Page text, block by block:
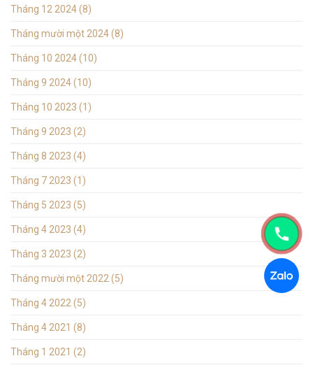
Tháng 12 2024(8)
Tháng mười một 2024(8)
Tháng 10 2024(10)
Tháng 9 2024(10)
Tháng 10 2023 (1)
Tháng 9 2023 (2)
Tháng 8 2023 (4)
Tháng 7 2023 (1)
Tháng 5 2023 (5)
Tháng 4 2023 (4)
Tháng 3 2023 (2)
Tháng mười một 2022 (5)
Tháng 4 2022 (5)
Tháng 4 2021 (8)
Tháng 1 2021 (2)